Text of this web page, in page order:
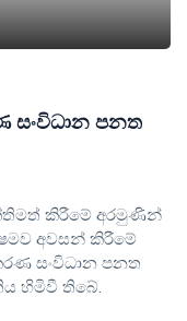
සංවිධාන පනත
කිරීමේ අරමුණින්
අවසන් කිරීමේ
සංවිධාන පනත
හිමිවී තිබේ.